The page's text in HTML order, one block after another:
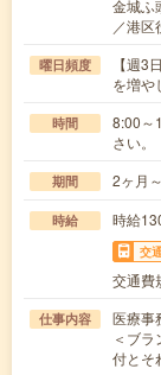
金城ふ
／港
曜日頻度
【週3
を増や
時間
8:00～
さい。
期間 2ヶ月
時給 時給
交
交通費
仕事内容
医療事
＜ブ
付とそ